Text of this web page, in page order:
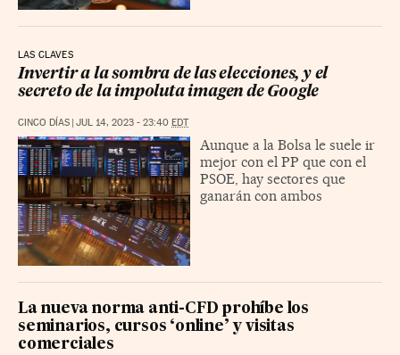
LAS CLAVES
Invertir a la sombra de las elecciones, y el
secreto de la impoluta imagen de Google
CINCO DÍAS | JUL 14, 2023 - 23:40 EDT
Aunque a la Bolsa le suele ir
mejor con el PP que con el
PSOE, hay sectores que
ganarán con ambos
La nueva norma anti-CFD prohíbe los
seminarios, cursos ‘online’ y visitas
comerciales